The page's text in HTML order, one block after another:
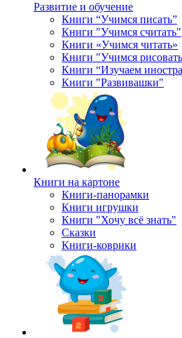
Развитие и обучение
Книги “Учимся писать”
Книги "Учимся считать"
Книги «Учимся читать»
Книги "Учимся
Книги “Изучаем
Книги "Развивашки"
Книги на картоне
Книги-панорамки
Книги игрушки
Книги "Хочу всё знать"
Сказки
Книги-коврики